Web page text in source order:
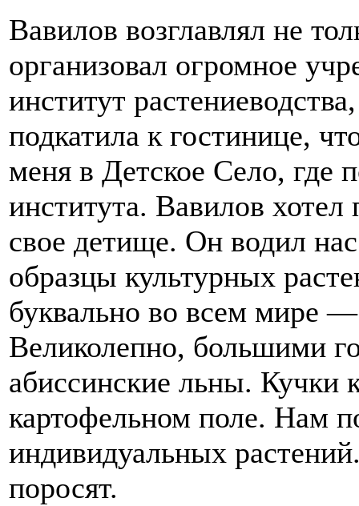
Вавилов возглавлял не
организовал огромное
институт
подкатила к гостинице,
меня в Детское Село, где
института. Вавилов
свое детище. Он водил
образцы культурных
буквально во всем мире
Великолепно, большими
абиссинские льны. Кучки
картофельном поле. Нам
индивидуальных
поросят.